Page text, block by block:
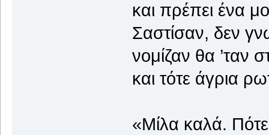
και πρέπει ένα
Σαστίσαν, δεν
νομίζαν θα ’ταν
και τότε άγρια
«Μίλα καλά.